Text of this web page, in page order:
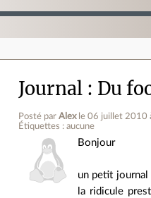
Journal Du
Posté parAlex le 06 juillet 2010
Étiquettes : aucune
Bonjour
un petit journal
la ridicule